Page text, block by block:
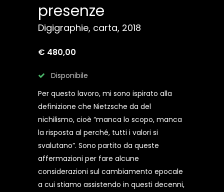
presenze
Digigraphie, carta, 2018
€ 480,00
Disponibile
Per questo lavoro, mi sono ispirato alla
definizione che Nietzsche da del
nichilismo, cioè “manca lo scopo, manca
la risposta al perché, tutti i valori si
svalutano”. Sono partito da queste
affermazioni per fare alcune
considerazioni sul cambiamento epocale
a cui stiamo assistendo in questi decenni,